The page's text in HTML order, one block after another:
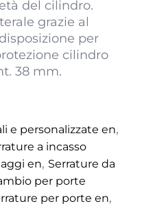
del cilindro.
grazie al
per
cilindro
38 mm.
e personalizzate en,
a incasso
en, Serrature da
per porte
per porte en,